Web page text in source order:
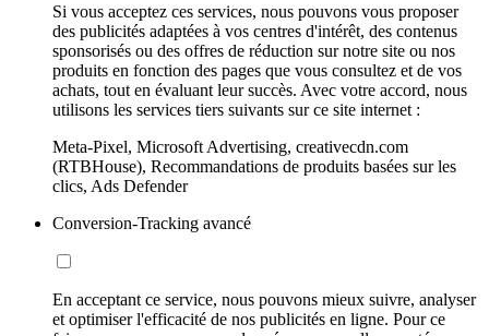
Si vous acceptez ces services, nous pouvons vous proposer
des publicités adaptées à vos centres d'intérêt, des contenus
sponsorisés ou des offres de réduction sur notre site ou nos
produits en fonction des pages que vous consultez et de vos
achats, tout en évaluant leur succès. Avec votre accord, nous
utilisons les services tiers suivants sur ce site internet :
Meta-Pixel, Microsoft Advertising, creativecdn.com
(RTBHouse), Recommandations de produits basées sur les
clics, Ads Defender
Conversion-Tracking avancé
En acceptant ce service, nous pouvons mieux suivre, analyser
et optimiser l'efficacité de nos publicités en ligne. Pour ce